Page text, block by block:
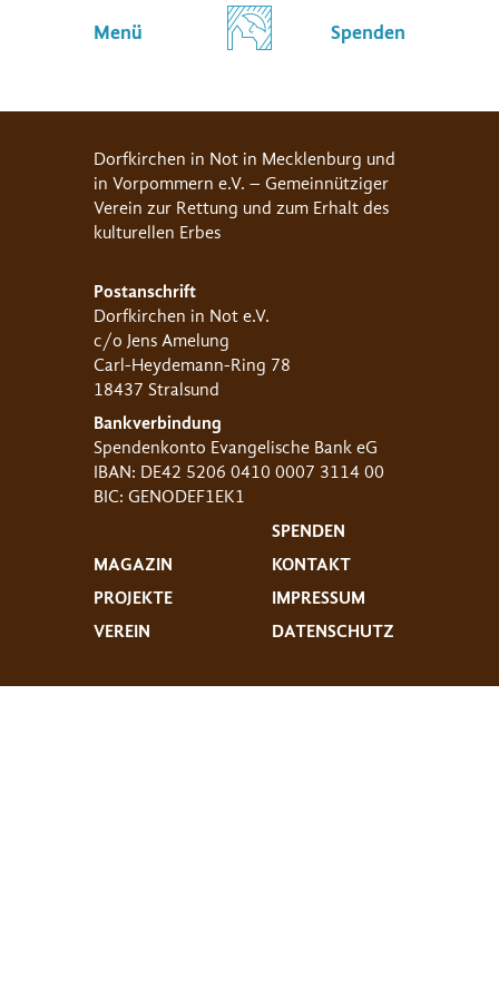
Menü Spenden
Dorfkirchen in Not in Mecklenburg und
in Vorpommern e.V. – Gemeinnütziger
Verein zur Rettung und zum Erhalt des
kulturellen Erbes
Postanschrift
Dorfkirchen in Not e.V.
c/o Jens Amelung
Carl-Heydemann-Ring 78
18437 Stralsund
Bankverbindung
Spendenkonto Evangelische Bank eG
IBAN: DE42 5206 0410 0007 3114 00
BIC: GENODEF1EK1
MAGAZIN
PROJEKTE
VEREIN
SPENDEN
KONTAKT
IMPRESSUM
DATENSCHUTZ